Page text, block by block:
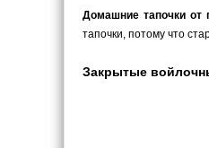
Домашние тапочки от
тапочки, потому что
Закрытые